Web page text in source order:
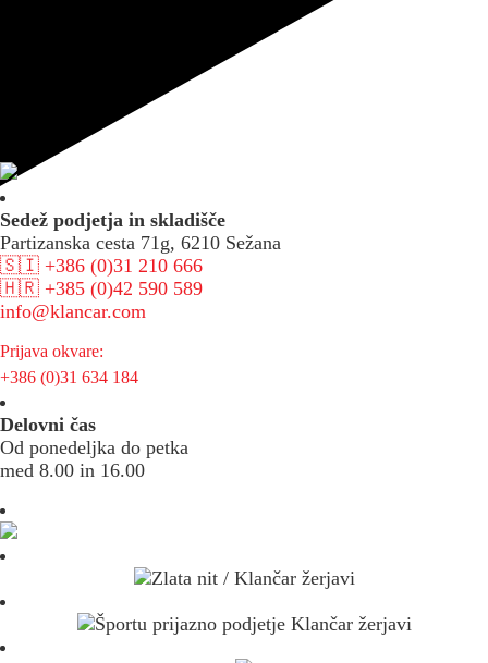
Sedež podjetja in skladišče
Partizanska cesta 71g, 6210 Sežana
🇸🇮 +386 (0)31 210 666
🇭🇷 +385 (0)42 590 589
info@klancar.com
Prijava okvare:
+386 (0)31 634 184
Delovni čas
Od ponedeljka do petka
med 8.00 in 16.00